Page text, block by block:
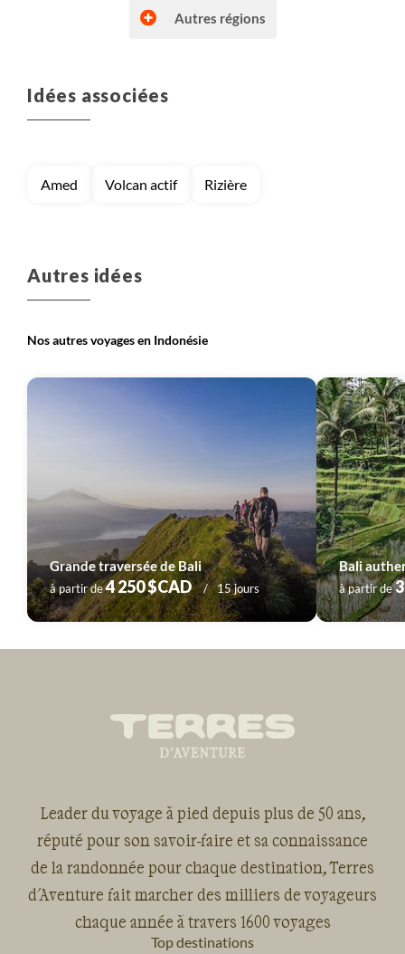
Voyage
Lombok (Indonésie)
Autres régions
Idées associées
Amed Volcan actif Rizière
Autres idées
Nos autres voyages en Indonésie
Grande traversée de Bali
à partir de4 250 $CAD 15 jours
Bali
à partir de
Leader du voyage à pied depuis plus de 50 ans,
réputé pour son savoir-faire et sa connaissance
de la randonnée pour chaque destination, Terres
d'Aventure fait marcher des milliers de voyageurs
chaque année à travers 1600 voyages
Top destinations